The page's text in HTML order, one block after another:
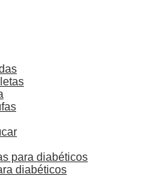
para diabéticos
diabéticos